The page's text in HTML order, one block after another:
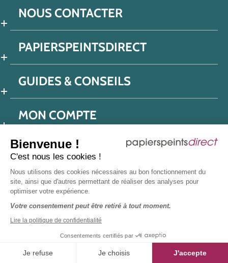
Bienvenue !
C'est nous les cookies !
Nous utilisons des cookies nécessaires au bon fonctionnement du
site, ainsi que d'autres permettant de réaliser des analyses pour
optimiser votre expérience.
Votre consentement peut être retiré à tout moment.
Lire la politique de confidentialité
Consentements certifiés par
Je refuse Je choisis J'accepte
NOUS CONTACTER
PAPIERSPEINTSDIRECT
GUIDES & CONSEILS
MON COMPTE
Politique de confidentialité
Mentions légales
Protection données réseaux sociaux
Déclaration d'accessibilité